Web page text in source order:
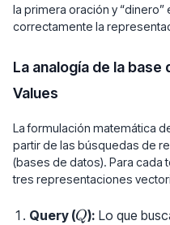
la primera oración y
correctamente la
La analogía de la
Values
La formulación matemática
partir de las búsquedas de
(bases de datos). Para cada
tres representaciones
Query (Q
Q): Lo que